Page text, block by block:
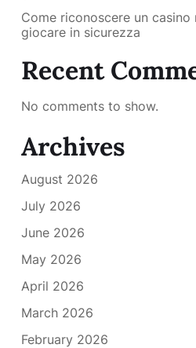
Come riconoscere un
giocare in sicurezza
Recent
No comments to show.
Archives
August 2026
July 2026
June 2026
May 2026
April 2026
March 2026
February 2026